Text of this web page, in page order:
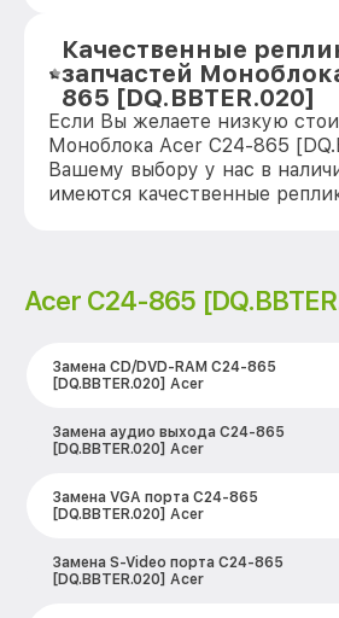
Качественные
запчастей
865 [DQ.BBTER.020]
Если Вы желаете низкую
Моноблока Acer C24-865
Вашему выбору у нас в
имеются качественные
Acer C24-865
Замена CD/DVD-RAM C24-865
[DQ.BBTER.020] Acer
Замена аудио выхода C24-865
[DQ.BBTER.020] Acer
Замена VGA порта C24-865
[DQ.BBTER.020] Acer
Замена S-Video порта C24-865
[DQ.BBTER.020] Acer